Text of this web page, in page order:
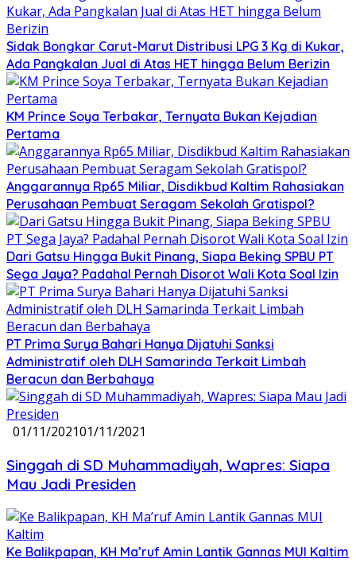
Sidak Bongkar Carut-Marut Distribusi LPG 3 Kg di Kukar,
Ada Pangkalan Jual di Atas HET hingga Belum Berizin
KM Prince Soya Terbakar, Ternyata Bukan Kejadian
Pertama
Anggarannya Rp65 Miliar, Disdikbud Kaltim Rahasiakan
Perusahaan Pembuat Seragam Sekolah Gratispol?
Dari Gatsu Hingga Bukit Pinang, Siapa Beking SPBU PT
Sega Jaya? Padahal Pernah Disorot Wali Kota Soal Izin
PT Prima Surya Bahari Hanya Dijatuhi Sanksi
Administratif oleh DLH Samarinda Terkait Limbah
Beracun dan Berbahaya
01/11/202101/11/2021
Singgah di SD Muhammadiyah, Wapres: Siapa
Mau Jadi Presiden
Ke Balikpapan, KH Ma’ruf Amin Lantik Gannas MUI Kaltim